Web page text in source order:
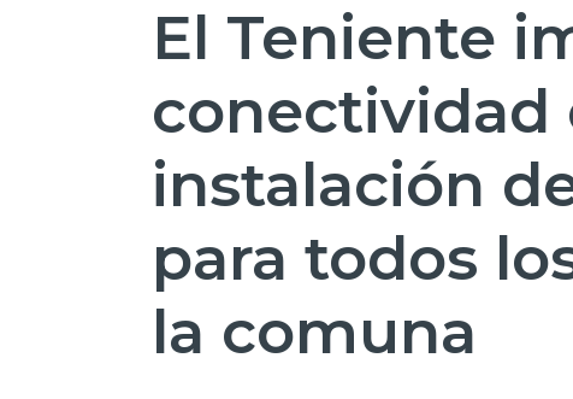
El Teniente
conectividad
instalación
para todos
la comuna